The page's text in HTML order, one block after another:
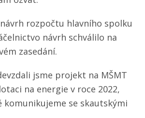
rozpočtu hlavního spolku
návrh schválilo na
zasedání.
jsme projekt na MŠMT
na energie v roce 2022,
komunikujeme se skautskými